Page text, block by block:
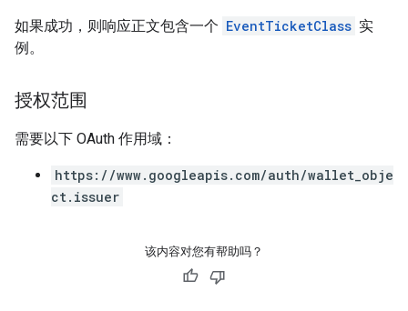
如果成功，则响应正文包含一个 EventTicketClass 实
例。
授权范围
需要以下 OAuth 作用域：
https://www.googleapis.com/auth/wallet_obje
ct.issuer
该内容对您有帮助吗？